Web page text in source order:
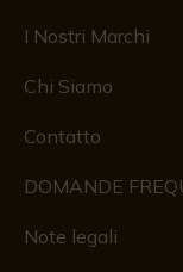
I Nostri Marchi
Chi Siamo
Contatto
DOMANDE
Note legali